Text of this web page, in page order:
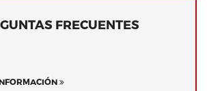
FRECUENTES